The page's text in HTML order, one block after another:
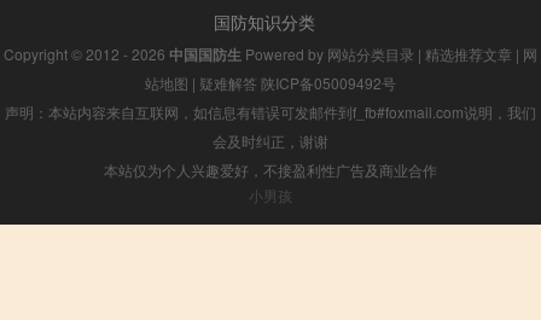
国防知识分类
Copyright © 2012 - 2026 中国国防生 Powered by 网站分类目录 | 精选推荐文章 | 网
站地图 | 疑难解答 陕ICP备05009492号
声明：本站内容来自互联网，如信息有错误可发邮件到f_fb#foxmail.com说明，我们
会及时纠正，谢谢
本站仅为个人兴趣爱好，不接盈利性广告及商业合作
小男孩